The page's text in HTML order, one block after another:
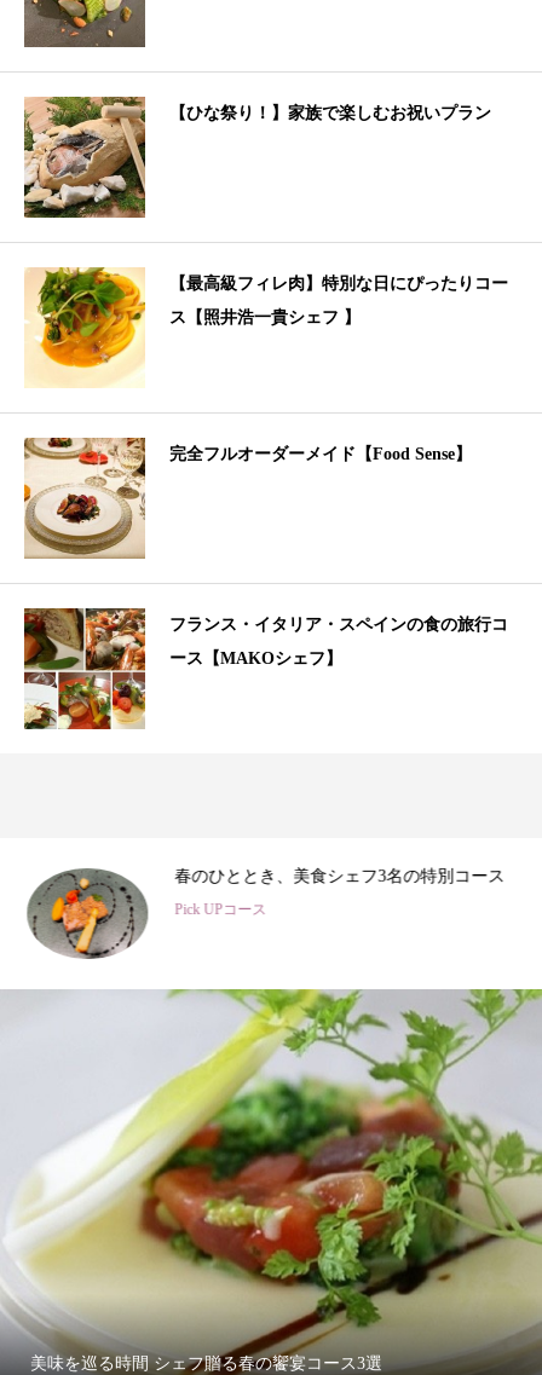
【ひな祭り！】家族で楽しむお祝いプラン
【最高級フィレ肉】特別な日にぴったりコー
ス【照井浩一貴シェフ 】
完全フルオーダーメイド【Food Sense】
フランス・イタリア・スペインの食の旅行コ
ース【MAKOシェフ】
春のひととき、美食シェフ3名の特別コース
Pick UPコース
美味を巡る時間 シェフ贈る春の饗宴コース3選